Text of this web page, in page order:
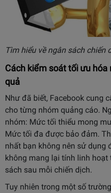
Tìm hiểu về ngân sách chiến
Cách kiểm soát tối ưu
quả
Như đã biết, Facebook cung
cho từng nhóm quảng cáo.
nhóm: Mức tối thiểu mong
Mức tối đa được bảo đảm.
nhất bạn không nên sử dụng
không mang lại tính linh
sách sau mỗi chiến dịch.
Tuy nhiên trong một số